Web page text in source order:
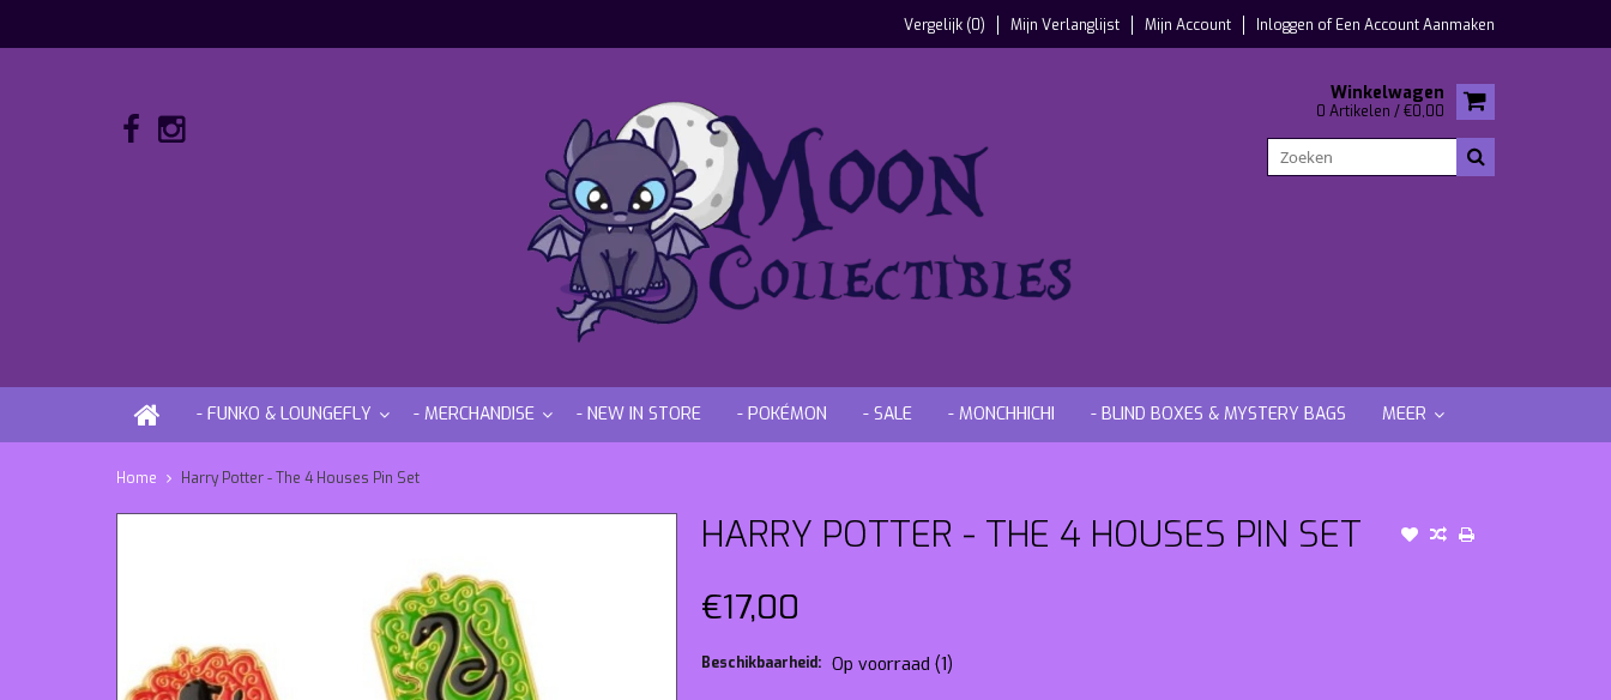
Vergelijk (0) Mijn Verlanglijst Mijn Account Inloggen ofEen Account Aanmaken
Winkelwagen
0 Artikelen / €0,00
- FUNKO & LOUNGEFLY - MERCHANDISE - NEW IN STORE - POKÉMON - SALE - MONCHHICHI - BLIND BOXES & MYSTERY BAGS MEER
Home Harry Potter - The 4 Houses Pin Set
HARRY POTTER - THE 4 HOUSES PIN SET
€17,00
Beschikbaarheid: Op voorraad (1)